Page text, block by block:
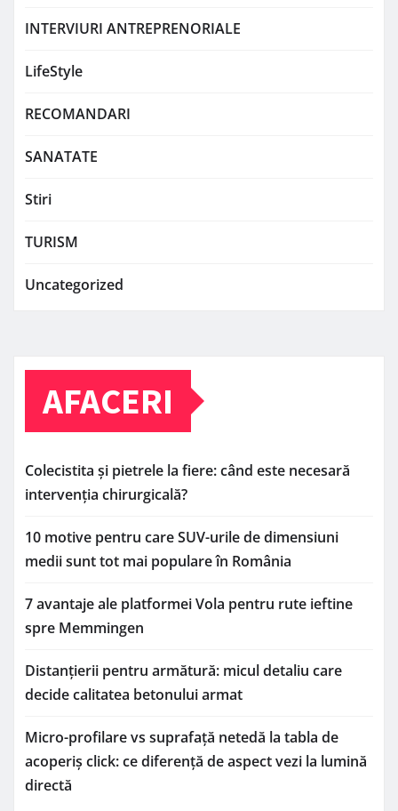
INTERVIURI ANTREPRENORIALE
LifeStyle
RECOMANDARI
SANATATE
Stiri
TURISM
Uncategorized
AFACERI
Colecistita și pietrele la fiere: când este necesară
intervenția chirurgicală?
10 motive pentru care SUV-urile de dimensiuni
medii sunt tot mai populare în România
7 avantaje ale platformei Vola pentru rute ieftine
spre Memmingen
Distanțierii pentru armătură: micul detaliu care
decide calitatea betonului armat
Micro-profilare vs suprafață netedă la tabla de
acoperiș click: ce diferență de aspect vezi la lumină
directă